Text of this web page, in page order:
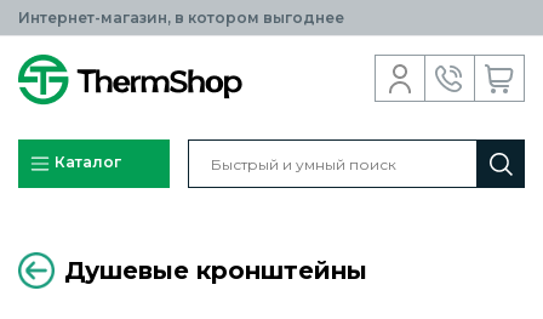
Интернет-магазин, в котором выгоднее
Каталог
Душевые кронштейны